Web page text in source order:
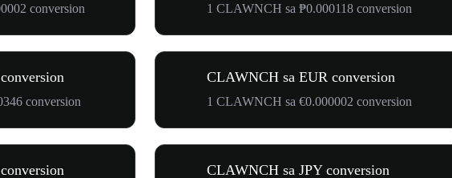
conversion 1 CLAWNCH sa ₱0.000118 conversion
conversion
CLAWNCH sa EUR conversion
1 CLAWNCH sa €0.000002 conversion
CLAWNCH sa JPY conversion